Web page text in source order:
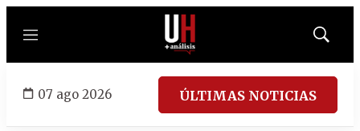
Menú
Mostrar
07 ago 2026 ÚLTIMAS NOTICIAS